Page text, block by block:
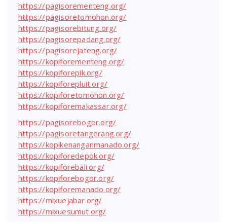
https://pagisorementeng.org/
https://pagisoretomohon.org/
https://pagisorebitung.org/
https://pagisorepadang.org/
https://pagisorejateng.org/
https://kopiforementeng.org/
https://kopiforepik.org/
https://kopiforepluit.org/
https://kopiforetomohon.org/
https://kopiforemakassar.org/
https://pagisorebogor.org/
https://pagisoretangerang.org/
https://kopikenanganmanado.org/
https://kopiforedepok.org/
https://kopiforebali.org/
https://kopiforebogor.org/
https://kopiforemanado.org/
https://mixuejabar.org/
https://mixuesumut.org/